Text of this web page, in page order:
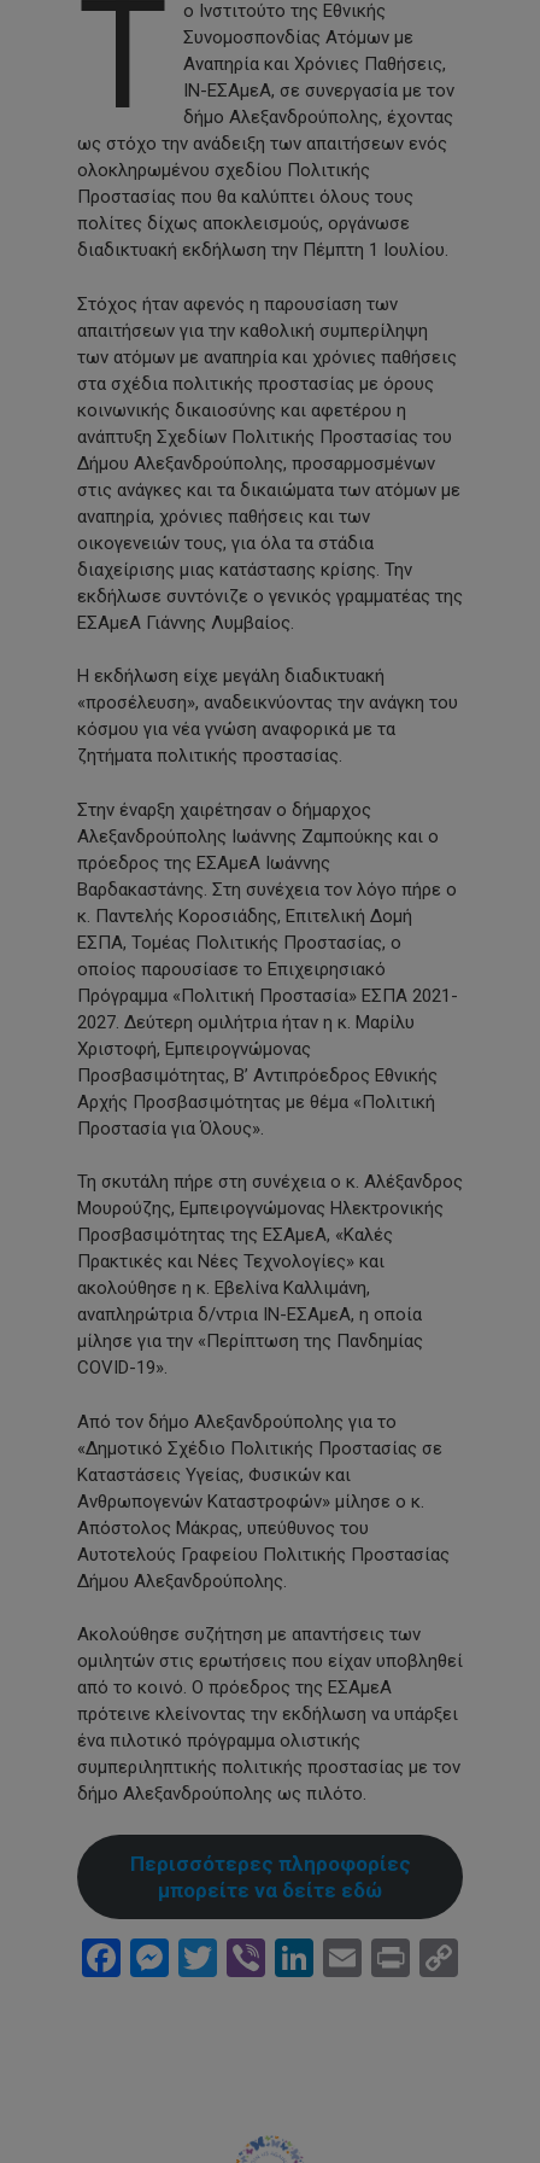
Τ
ο Ινστιτούτο της Εθνικής
Συνομοσπονδίας Ατόμων με
Αναπηρία και Χρόνιες Παθήσεις,
ΙΝ-ΕΣΑμεΑ, σε συνεργασία με τον
δήμο Αλεξανδρούπολης, έχοντας
ως στόχο την ανάδειξη των απαιτήσεων ενός
ολοκληρωμένου σχεδίου Πολιτικής
Προστασίας που θα καλύπτει όλους τους
πολίτες δίχως αποκλεισμούς, οργάνωσε
διαδικτυακή εκδήλωση την Πέμπτη 1 Ιουλίου.
Στόχος ήταν αφενός η παρουσίαση των
απαιτήσεων για την καθολική συμπερίληψη
των ατόμων με αναπηρία και χρόνιες παθήσεις
στα σχέδια πολιτικής προστασίας με όρους
κοινωνικής δικαιοσύνης και αφετέρου η
ανάπτυξη Σχεδίων Πολιτικής Προστασίας του
Δήμου Αλεξανδρούπολης, προσαρμοσμένων
στις ανάγκες και τα δικαιώματα των ατόμων με
αναπηρία, χρόνιες παθήσεις και των
οικογενειών τους, για όλα τα στάδια
διαχείρισης μιας κατάστασης κρίσης. Την
εκδήλωσε συντόνιζε ο γενικός γραμματέας της
ΕΣΑμεΑ Γιάννης Λυμβαίος.
Η εκδήλωση είχε μεγάλη διαδικτυακή
«προσέλευση», αναδεικνύοντας την ανάγκη του
κόσμου για νέα γνώση αναφορικά με τα
ζητήματα πολιτικής προστασίας.
Στην έναρξη χαιρέτησαν ο δήμαρχος
Αλεξανδρούπολης Ιωάννης Ζαμπούκης και ο
πρόεδρος της ΕΣΑμεΑ Ιωάννης
Βαρδακαστάνης. Στη συνέχεια τον λόγο πήρε ο
κ. Παντελής Κοροσιάδης, Επιτελική Δομή
ΕΣΠΑ, Τομέας Πολιτικής Προστασίας, ο
οποίος παρουσίασε το Επιχειρησιακό
Πρόγραμμα «Πολιτική Προστασία» ΕΣΠΑ 2021-
2027. Δεύτερη ομιλήτρια ήταν η κ. Μαρίλυ
Χριστοφή, Εμπειρογνώμονας
Προσβασιμότητας, Β’ Αντιπρόεδρος Εθνικής
Αρχής Προσβασιμότητας με θέμα «Πολιτική
Προστασία για Όλους».
Τη σκυτάλη πήρε στη συνέχεια ο κ. Αλέξανδρος
Μουρούζης, Εμπειρογνώμονας Ηλεκτρονικής
Προσβασιμότητας της ΕΣΑμεΑ, «Καλές
Πρακτικές και Νέες Τεχνολογίες» και
ακολούθησε η κ. Εβελίνα Καλλιμάνη,
αναπληρώτρια δ/ντρια ΙΝ-ΕΣΑμεΑ, η οποία
μίλησε για την «Περίπτωση της Πανδημίας
COVID-19».
Από τον δήμο Αλεξανδρούπολης για το
«Δημοτικό Σχέδιο Πολιτικής Προστασίας σε
Καταστάσεις Υγείας, Φυσικών και
Ανθρωπογενών Καταστροφών» μίλησε ο κ.
Απόστολος Μάκρας, υπεύθυνος του
Αυτοτελούς Γραφείου Πολιτικής Προστασίας
Δήμου Αλεξανδρούπολης.
Ακολούθησε συζήτηση με απαντήσεις των
ομιλητών στις ερωτήσεις που είχαν υποβληθεί
από το κοινό. Ο πρόεδρος της ΕΣΑμεΑ
πρότεινε κλείνοντας την εκδήλωση να υπάρξει
ένα πιλοτικό πρόγραμμα ολιστικής
συμπεριληπτικής πολιτικής προστασίας με τον
δήμο Αλεξανδρούπολης ως πιλότο.
Περισσότερες πληροφορίες
μπορείτε να δείτε εδώ
Facebook
Messenger
Twitter
ViberLinkedIn
Email
Print